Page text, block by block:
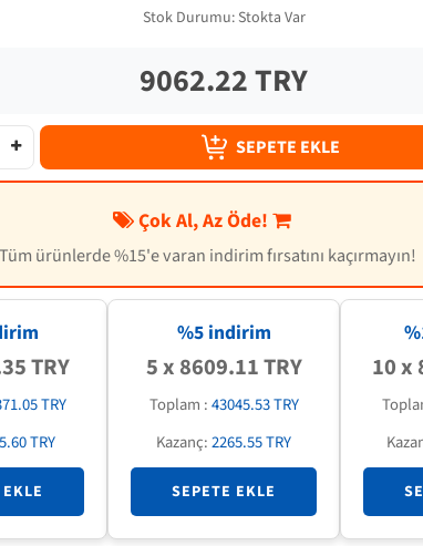
Stok Durumu: Stokta Var
9062.22 TRY
SEPETE EKLE
Çok Al, Az Öde!
Tüm ürünlerde %15'e varan indirim fırsatını kaçırmayın!
TRY
TRY
TRY
%5 indirim
5 x 8609.11 TRY
Toplam :43045.53 TRY
Kazanç:2265.55 TRY
SEPETE EKLE
%
10 x